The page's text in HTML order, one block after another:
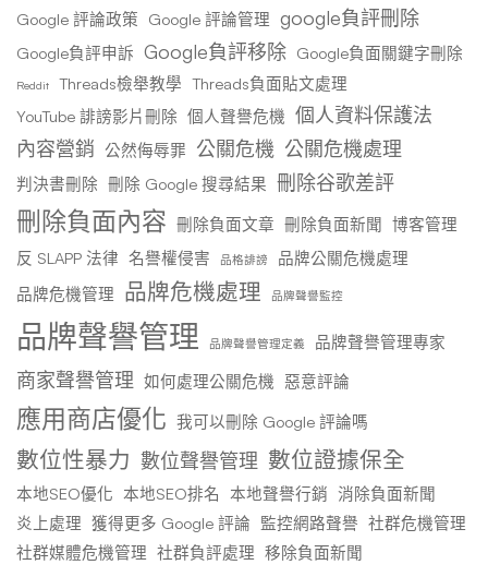
Google 評論政策 Google 評論管理 google負評刪除
Google負評申訴 Google負評移除 Google負面關鍵字刪除
Reddit Threads檢舉教學 Threads負面貼文處理
YouTube 誹謗影片刪除 個人聲譽危機 個人資料保護法
內容營銷 公然侮辱罪 公關危機 公關危機處理
判決書刪除 刪除 Google 搜尋結果 刪除谷歌差評
刪除負面內容 刪除負面文章 刪除負面新聞 博客管理
反 SLAPP 法律 名譽權侵害 品格誹謗
品牌公關危機處理
品牌危機管理 品牌危機處理 品牌聲譽監控
品牌聲譽管理 品牌聲譽管理定義 品牌聲譽管理專家
商家聲譽管理 如何處理公關危機 惡意評論
應用商店優化 我可以刪除 Google 評論嗎
數位性暴力 數位聲譽管理 數位證據保全
本地SEO優化 本地SEO排名 本地聲譽行銷 消除負面新聞
炎上處理 獲得更多 Google 評論 監控網路聲譽 社群危機管理
社群媒體危機管理 社群負評處理 移除負面新聞